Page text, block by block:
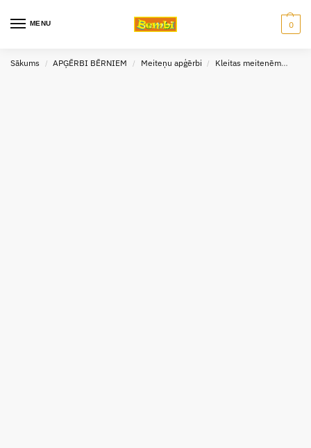
MENU 0
Sākums / APĢĒRBI BĒRNIEM / Meiteņu apģērbi / Kleitas meitenēm